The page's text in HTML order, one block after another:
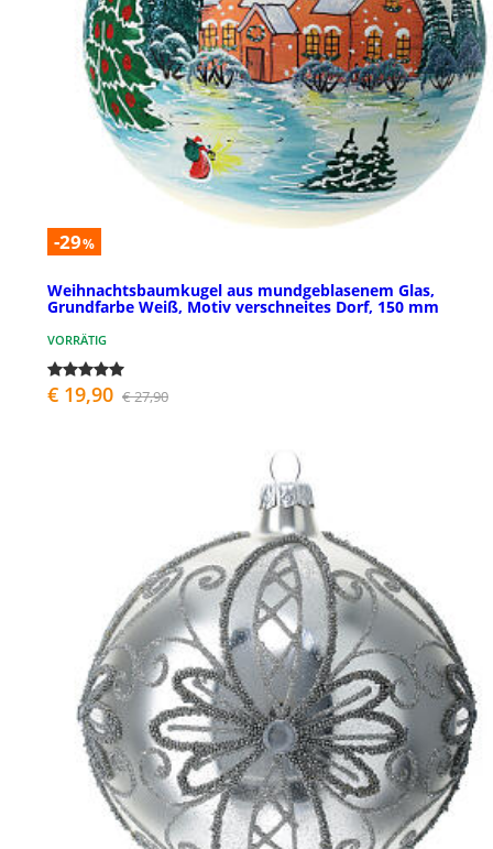
-29%
Weihnachtsbaumkugel aus mundgeblasenem Glas,
Grundfarbe Weiß, Motiv verschneites Dorf, 150 mm
VORRÄTIG
€ 19,90 € 27,90